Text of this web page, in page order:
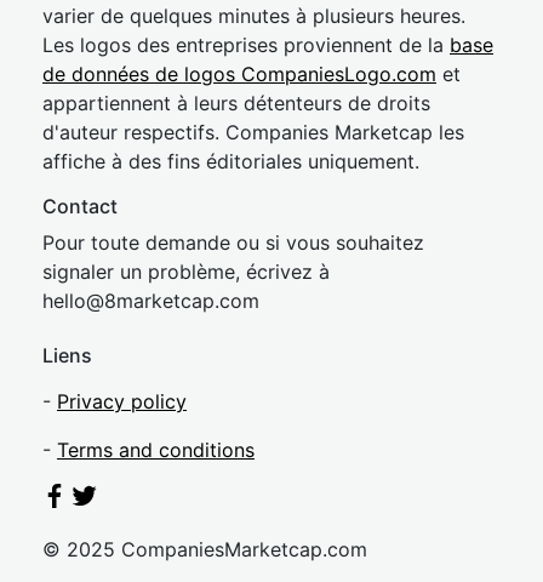
varier de quelques minutes à plusieurs heures.
Les logos des entreprises proviennent de la base
de données de logos CompaniesLogo.com et
appartiennent à leurs détenteurs de droits
d'auteur respectifs. Companies Marketcap les
affiche à des fins éditoriales uniquement.
Contact
Pour toute demande ou si vous souhaitez
signaler un problème, écrivez à
hello@8marketcap.com
Liens
- Privacy policy
- Terms and conditions
© 2025 CompaniesMarketcap.com